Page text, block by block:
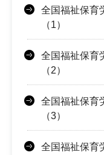
全国福祉保育
（1）
全国福祉保育
（2）
全国福祉保育
（3）
全国福祉保育